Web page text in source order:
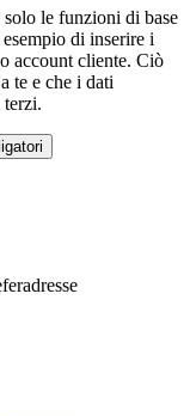
le funzioni di base
di inserire i
account cliente. Ciò
te e che i dati
terzi.